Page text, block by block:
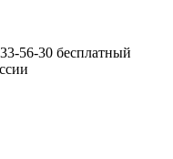
56-30 бесплатный